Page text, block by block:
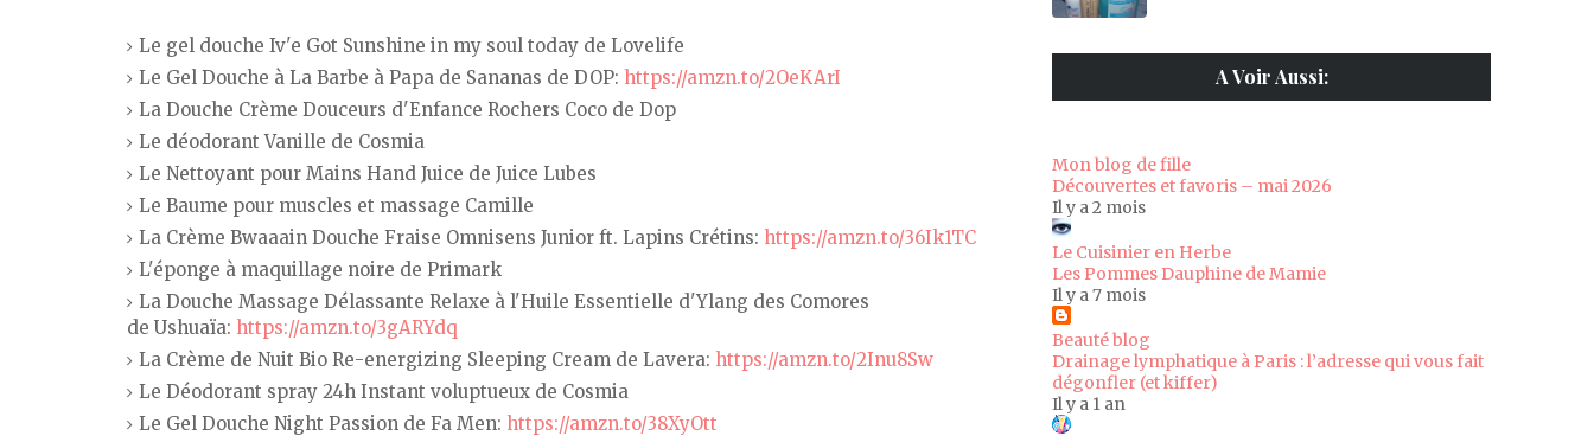
Le gel douche Iv'e Got Sunshine in my soul today de Lovelife
Le Gel Douche à La Barbe à Papa de Sananas de DOP: https://amzn.to/2OeKArI
La Douche Crème Douceurs d'Enfance Rochers Coco de Dop
Le déodorant Vanille de Cosmia
Le Nettoyant pour Mains Hand Juice de Juice Lubes
Le Baume pour muscles et massage Camille
La Crème Bwaaain Douche Fraise Omnisens Junior ft. Lapins Crétins: https://amzn.to/36Ik1TC
L'éponge à maquillage noire de Primark
La Douche Massage Délassante Relaxe à l'Huile Essentielle d'Ylang des Comores
de Ushuaïa: https://amzn.to/3gARYdq
La Crème de Nuit Bio Re-energizing Sleeping Cream de Lavera: https://amzn.to/2Inu8Sw
Le Déodorant spray 24h Instant voluptueux de Cosmia
Le Gel Douche Night Passion de Fa Men: https://amzn.to/38XyOtt
A Voir Aussi:
Mon blog de fille
Découvertes et favoris – mai 2026
Il y a 2 mois
Le Cuisinier en Herbe
Les Pommes Dauphine de Mamie
Il y a 7 mois
Beauté blog
Drainage lymphatique à Paris : l’adresse qui vous fait
dégonfler (et kiffer)
Il y a 1 an